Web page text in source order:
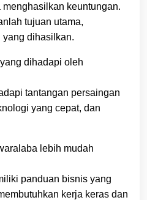
keuntungan.
tujuan utama,
dihasilkan.
dihadapi oleh
tantangan persaingan
yang cepat, dan
lebih mudah
panduan bisnis yang
kerja keras dan